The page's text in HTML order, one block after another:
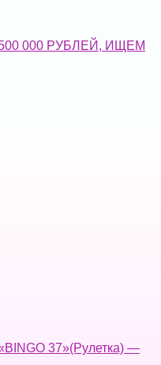
000 РУБЛЕЙ, ИЩЕМ
37»(Рулетка) —